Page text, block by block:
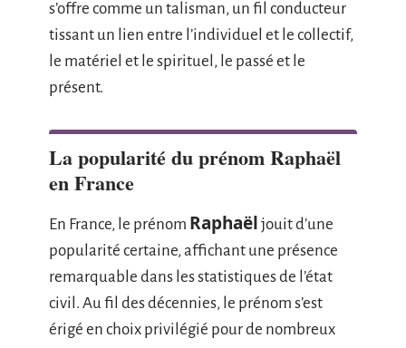
s’offre comme un talisman, un fil conducteur
tissant un lien entre l’individuel et le collectif,
le matériel et le spirituel, le passé et le
présent.
La popularité du prénom Raphaël
en France
En France, le prénom Raphaël jouit d’une
popularité certaine, affichant une présence
remarquable dans les statistiques de l’état
civil. Au fil des décennies, le prénom s’est
érigé en choix privilégié pour de nombreux